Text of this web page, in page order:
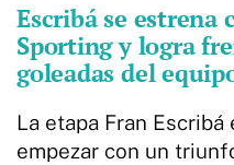
Escribá se
Sporting y logra
goleadas del
La etapa Fran
empezar con un